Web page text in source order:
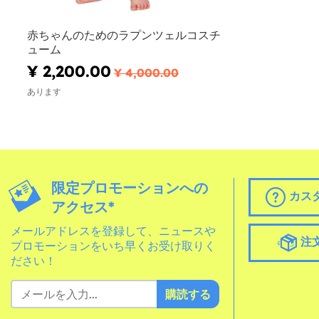
赤ちゃんのためのラプンツェルコスチ
ューム
¥ 2,200.00 ¥ 4,000.00
あります
限定プロモーションへの
アクセス*
メールアドレスを登録して、ニュースや
プロモーションをいち早くお受け取りく
ださい！
購読する
カス
注